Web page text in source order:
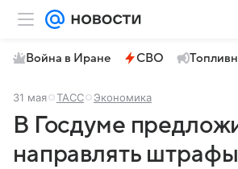
Война в Иране СВО
31 мая ТАСС Экономика
В Госдуме
направлять штрафы